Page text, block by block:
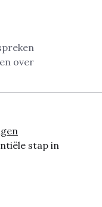
over
stap in